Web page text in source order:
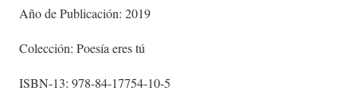
Año de Publicación: 2019
Colección: Poesía eres tú
ISBN-13: 978-84-17754-10-5